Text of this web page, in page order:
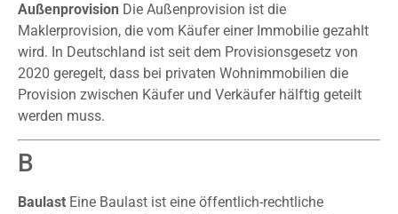
Außenprovision Die Außenprovision ist die
Maklerprovision, die vom Käufer einer Immobilie gezahlt
wird. In Deutschland ist seit dem Provisionsgesetz von
2020 geregelt, dass bei privaten Wohnimmobilien die
Provision zwischen Käufer und Verkäufer hälftig geteilt
werden muss.
B
Baulast Eine Baulast ist eine öffentlich-rechtliche